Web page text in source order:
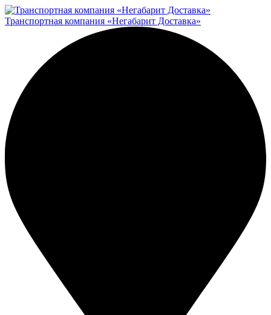
Транспортная компания «Негабарит Доставка»